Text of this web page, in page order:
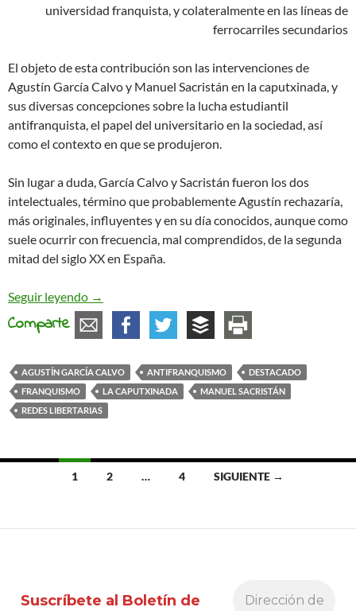
universidad franquista, y colateralmente en las líneas de
ferrocarriles secundarios
El objeto de esta contribución son las intervenciones de
Agustín García Calvo y Manuel Sacristán en la caputxinada, y
sus diversas concepciones sobre la lucha estudiantil
antifranquista, el papel del universitario en la sociedad, así
como el contexto en que se produjeron.
Sin lugar a duda, García Calvo y Sacristán fueron los dos
intelectuales, término que probablemente Agustín rechazaría,
más originales, influyentes y en su día conocidos, aunque como
suele ocurrir con frecuencia, mal comprendidos, de la segunda
mitad del siglo XX en España.
Seguir leyendo García Calvo, Sacristán y la caputxinada
→
Comparte
AGUSTÍN GARCÍA CALVO ANTIFRANQUISMO
DESTACADO
FRANQUISMO
LA CAPUTXINADA
MANUEL SACRISTÁN
REDES LIBERTARIAS
las
1 2 … 4 SIGUIENTE →
Suscríbete al Boletín de